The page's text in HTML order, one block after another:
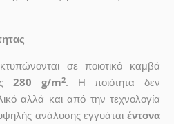
σε ποιοτικό καμβά
280 g/m2. Η ποιότητα δεν
αλλά και από την τεχνολογία
ανάλυσης εγγυάταιέντονα